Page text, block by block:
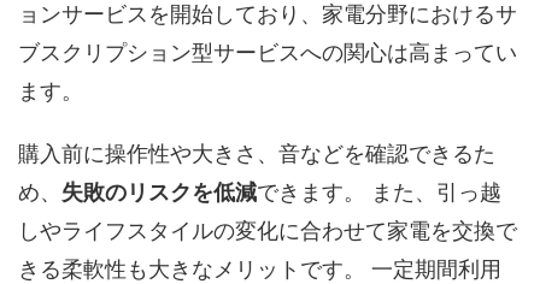
ョンサービスを開始しており、家電分野におけるサ
ブスクリプション型サービスへの関心は高まってい
ます。
購入前に操作性や大きさ、音などを確認できるた
め、 失敗のリスクを低減できます。 また、引っ越
しやライフスタイルの変化に合わせて家電を交換で
きる柔軟性も大きなメリットです。 一定期間利用